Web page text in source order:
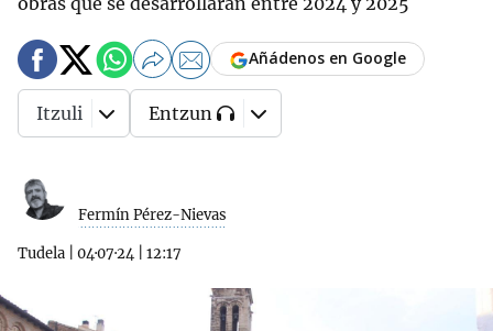
Fermín Pérez-Nievas
Tudela 04·07·24 12:17
Añádenos en Google
Itzuli Entzun